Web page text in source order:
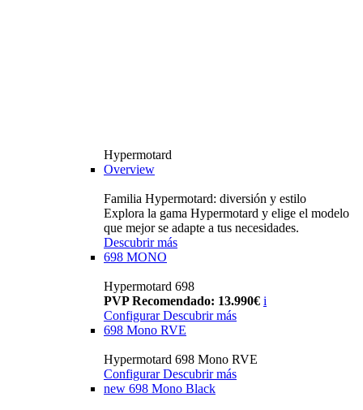
Hypermotard
Overview
Familia Hypermotard: diversión y estilo
Explora la gama Hypermotard y elige el modelo
que mejor se adapte a tus necesidades.
Descubrir más
698 MONO
Hypermotard 698
PVP Recomendado: 13.990€ i
ConfigurarDescubrir más
698 Mono RVE
Hypermotard 698 Mono RVE
Configurar Descubrir más
new 698 Mono Black